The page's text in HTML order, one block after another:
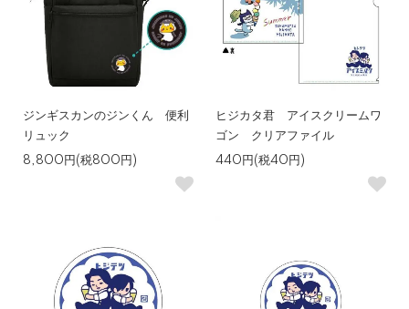
ジンギスカンのジンくん 便利
リュック
8,800円(税800円)
ヒジカタ君 アイスクリームワ
ゴン クリアファイル
440円(税40円)